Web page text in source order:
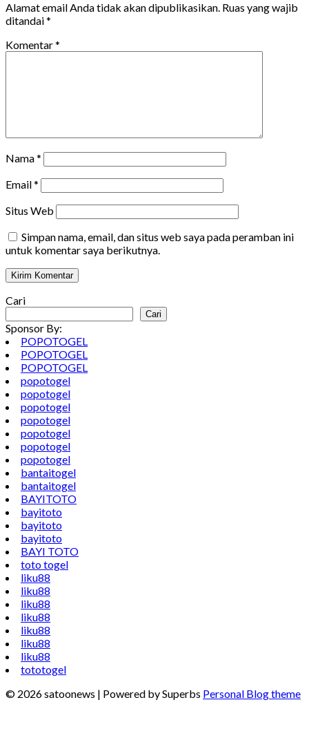
Alamat email Anda tidak akan dipublikasikan. Ruas yang wajib
ditandai*
Komentar*
Nama*
Email*
Situs Web
Simpan nama, email, dan situs web saya pada peramban ini
untuk komentar saya berikutnya.
Cari
Cari
Sponsor By:
POPOTOGEL
POPOTOGEL
POPOTOGEL
popotogel
popotogel
popotogel
popotogel
popotogel
popotogel
popotogel
bantaitogel
bantaitogel
BAYITOTO
bayitoto
bayitoto
bayitoto
BAYI TOTO
toto togel
liku88
liku88
liku88
liku88
liku88
liku88
liku88
tototogel
© 2026 satoonews | Powered by Superbs Personal Blog theme